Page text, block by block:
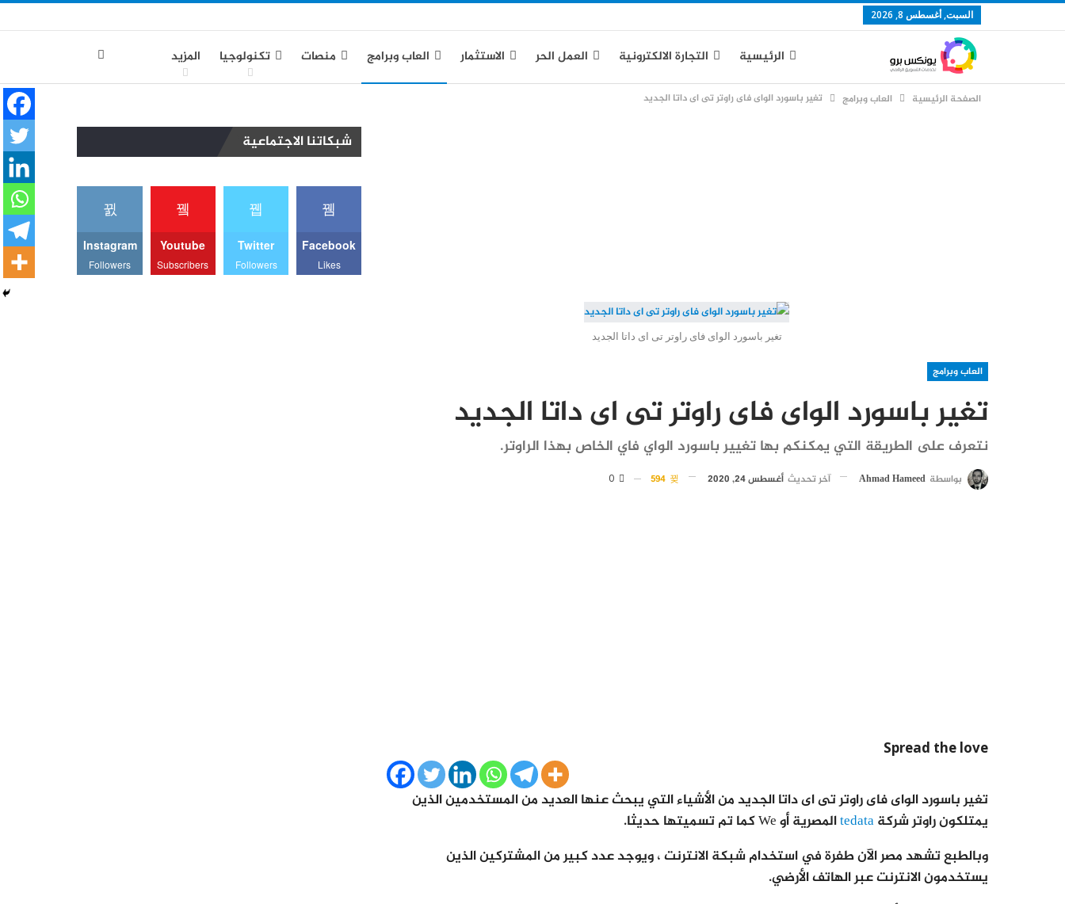
السبت, أغسطس 8, 2026
الرئيسية التجارة الالكترونية العمل الحر الاستثمار العاب وبرامج منصات تكنولوجيا المزيد
الصفحة الرئيسية العاب وبرامج تغير باسورد الواى فاى راوتر تى اى داتا الجديد
تغير باسورد الواى فاى راوتر تى اى داتا الجديد
العاب وبرامج
تغير باسورد الواى فاى راوتر تى اى داتا الجديد
نتعرف على الطريقة التي يمكنكم بها تغيير باسورد الواي فاي الخاص بهذا الراوتر.
بواسطة Ahmad Hameed آخر تحديث أغسطس 24, 2020
Spread the love
تغير باسورد الواى فاى راوتر تى اى داتا الجديد من الأشياء التي يبحث عنها العديد من المستخدمين الذين
يمتلكون راوتر شركةtedataالمصرية أو We كما تم تسميتها حديثا.
وبالطبع تشهد مصر الآن طفرة في استخدام شبكة الانترنت ، ويوجد عدد كبير من المشتركين الذين
يستخدمون الانترنت عبر الهاتف الأرضي.
شبكاتنا الاجتماعية
Facebook
Likes
Twitter
Followers
Youtube
Subscribers
Instagram
Followers